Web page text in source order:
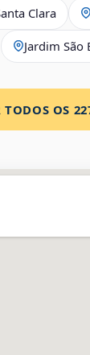
Clara
Jardim São
TODOS OS